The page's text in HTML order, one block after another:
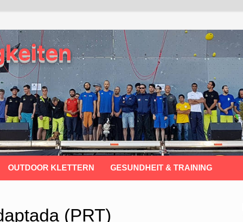
OUTDOOR KLETTERN GESUNDHEIT & TRAINING
(PRT)